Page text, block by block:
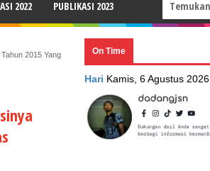
2022 PUBLIKASI 2023
2015 Yang
On Time
Hari Kamis, 6 Agustus 2026